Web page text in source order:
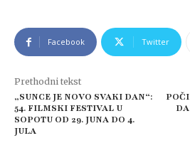
Facebook Twitter
Prethodni tekst
„SUNCE JE NOVO SVAKI DAN“:
54. FILMSKI FESTIVAL U
SOPOTU OD 29. JUNA DO 4.
JULA